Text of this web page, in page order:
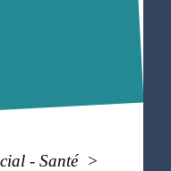
- Santé >